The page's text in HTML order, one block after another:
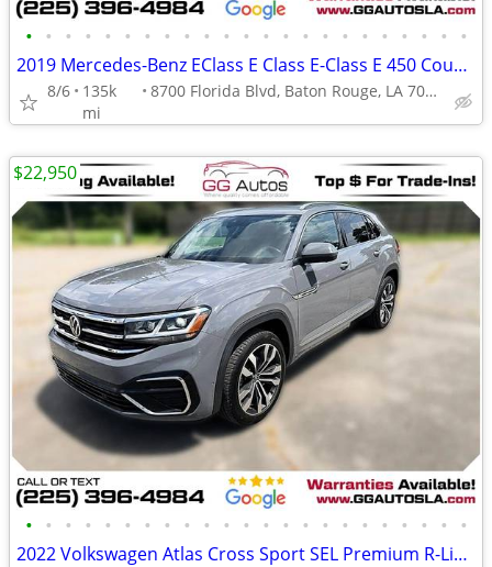
• • • • • • • • • • • • • • • • • • • • • • •
2019 Mercedes-Benz EClass E Class E-Class E 450 Coupe 2D
8/6
135k
mi
8700 Florida Blvd, Baton Rouge, LA 70815
• • • • • • • • • • • • • • • • • • • • • • •
2022 Volkswagen Atlas Cross Sport SEL Premium R-Line 4MOTION Sport Ut
$22,950